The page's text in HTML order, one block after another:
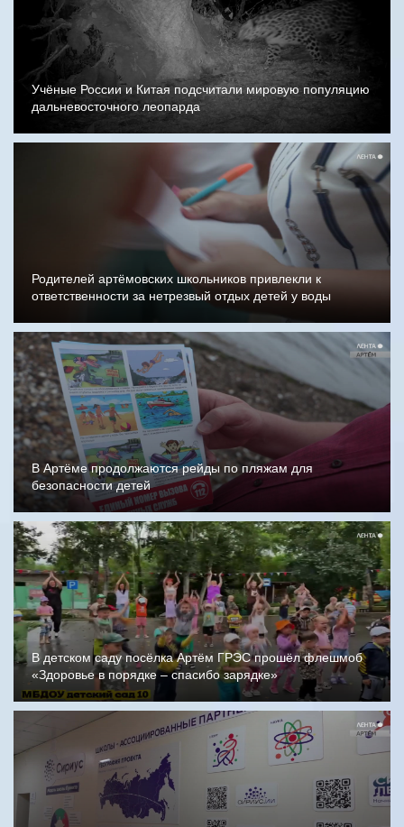
Учёные России и Китая подсчитали мировую популяцию
дальневосточного леопарда
Родителей артёмовских школьников привлекли к
ответственности за нетрезвый отдых детей у воды
В Артёме продолжаются рейды по пляжам для
безопасности детей
В детском саду посёлка Артём ГРЭС прошёл флешмоб
«Здоровье в порядке – спасибо зарядке»